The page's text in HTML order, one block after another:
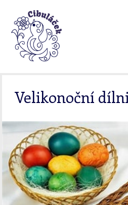
Velikonoční